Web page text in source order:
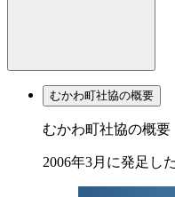
むかわ町社協の概要
むかわ町社協の概要
2006年3月に発足し